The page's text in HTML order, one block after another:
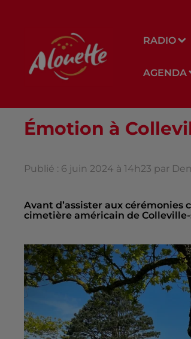
RADIO
AGENDA
Émotion à
Publié : 6 juin 2024 à 14h23 par
Avant d’assister aux cérémonies
cimetière américain de